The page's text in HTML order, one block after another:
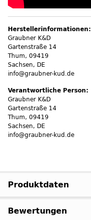
Herstellerinformationen:
Graubner K&D
Gartenstraße 14
Thum, 09419
Sachsen, DE
info@graubner-kud.de
Verantwortliche Person:
Graubner K&D
Gartenstraße 14
Thum, 09419
Sachsen, DE
info@graubner-kud.de
Produktdaten
Bewertungen